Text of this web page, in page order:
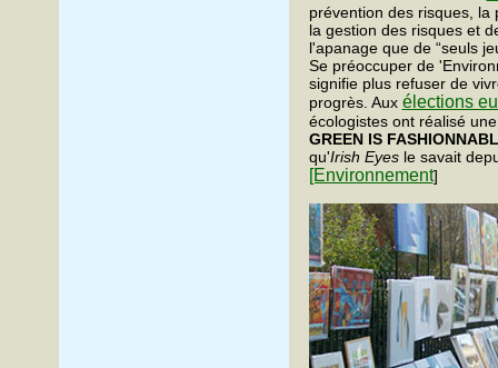
prévention des risques, la
la gestion des risques et
l'apanage que de “seuls
Se préoccuper de
signifie plus refuser de
progrès. Aux élections
écologistes ont réalisé
GREEN IS
qu'Irish Eyesle savait
[Environnement]